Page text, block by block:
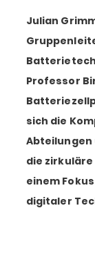
Julian
Professor
sich die
Abteilungen
die
einem
digitaler